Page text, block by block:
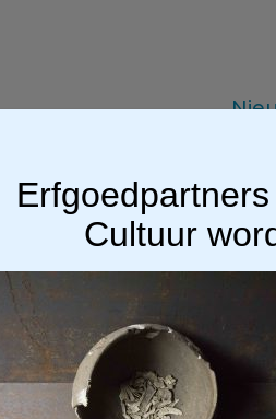
Agenda
Cultuur